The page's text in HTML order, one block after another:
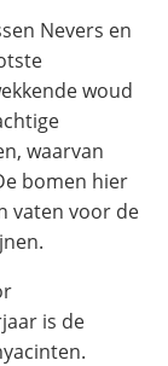
Nevers en
woud
waarvan
bomen hier
vaten voor de
is de